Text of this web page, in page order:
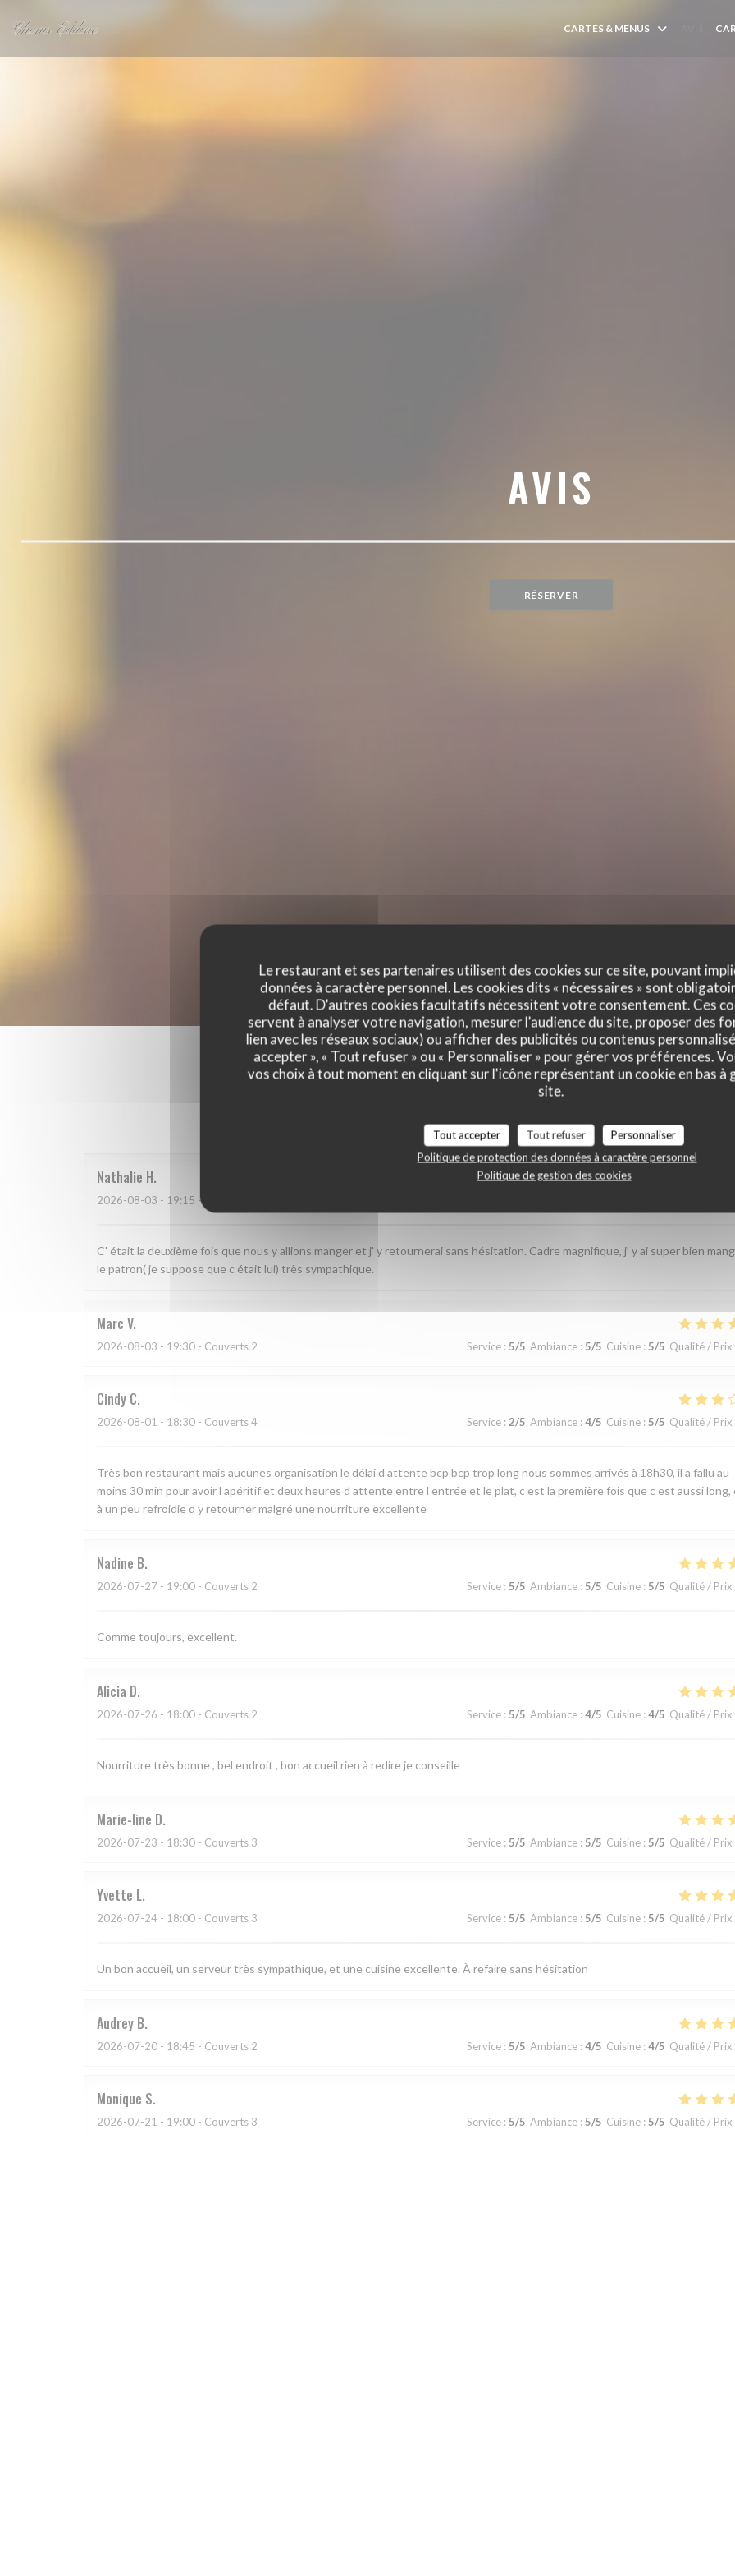
Le restaurant et ses partenaires utilisent des cookies sur ce site, pouvant
données à caractère personnel. Les cookies dits « nécessaires » sont
défaut. D'autres cookies facultatifs nécessitent votre consentement. Ces
servent à analyser votre navigation, mesurer l'audience du site, proposer des
lien avec les réseaux sociaux) ou afficher des publicités ou contenus
accepter », « Tout refuser » ou « Personnaliser » pour gérer vos préférences.
vos choix à tout moment en cliquant sur l'icône représentant un cookie en bas à
site.
Tout accepter Tout refuser
Personnaliser
Politique de protection des données à caractère personnel
Politique de gestion des cookies
CARTES & MENUS
AVIS
RÉSERVER
Les avis de nos clients
Nathalie H
2026-08-03 - 19:15 - Couverts 2
C' était la deuxième fois que nous y allions manger et j' y retournerai sans hésitation. Cadre magnifique, j' y ai super bien
le patron( je suppose que c était lui) très sympathique.
Marc V
2026-08-03 - 19:30 - Couverts 2 Service : 5/5 Ambiance : 5/5 Cuisine : 5/5 Qualité / Prix
Cindy C
2026-08-01 - 18:30 - Couverts 4 Service : 2/5 Ambiance : 4/5 Cuisine : 5/5 Qualité / Prix
Très bon restaurant mais aucunes organisation le délai d attente bcp bcp trop long nous sommes arrivés à 18h30, il a fallu au
moins 30 min pour avoir l apéritif et deux heures d attente entre l entrée et le plat, c est la première fois que c est aussi long,
à un peu refroidie d y retourner malgré une nourriture excellente
Nadine B
2026-07-27 - 19:00 - Couverts 2 Service : 5/5 Ambiance : 5/5 Cuisine : 5/5 Qualité / Prix
Comme toujours, excellent.
Alicia D
2026-07-26 - 18:00 - Couverts 2 Service : 5/5 Ambiance : 4/5 Cuisine : 4/5 Qualité / Prix
Nourriture très bonne , bel endroit , bon accueil rien à redire je conseille
Marie-line D
2026-07-23 - 18:30 - Couverts 3 Service : 5/5 Ambiance : 5/5 Cuisine : 5/5 Qualité / Prix
Yvette L
2026-07-24 - 18:00 - Couverts 3 Service : 5/5 Ambiance : 5/5 Cuisine : 5/5 Qualité / Prix
Un bon accueil, un serveur très sympathique, et une cuisine excellente. À refaire sans hésitation
Audrey B
2026-07-20 - 18:45 - Couverts 2 Service : 5/5 Ambiance : 4/5 Cuisine : 4/5 Qualité / Prix
Monique S
2026-07-21 - 19:00 - Couverts 3 Service : 5/5 Ambiance : 5/5 Cuisine : 5/5 Qualité / Prix